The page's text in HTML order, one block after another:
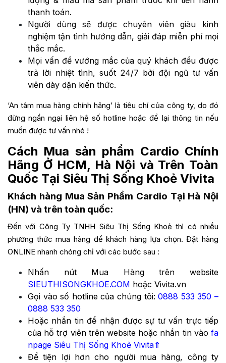
thanh toán.
Người dùng sẽ được chuyên viên giàu kinh
nghiệm tận tình hướng dẫn, giải đáp miễn phí mọi
thắc mắc.
Mọi vấn đề vướng mắc của quý khách đều được
trả lời nhiệt tình, suốt 24/7 bởi đội ngũ tư vấn
viên dày dặn kiến thức.
‘An tâm mua hàng chính hãng’ là tiêu chí của công ty, do đó
đừng ngần ngại liên hệ số hotline hoặc để lại thông tin nếu
muốn được tư vấn nhé !
Cách Mua sản phẩm Cardio Chính
Hãng Ở HCM, Hà Nội và Trên Toàn
Quốc Tại Siêu Thị Sống Khoẻ Vivita
Khách hàng Mua Sản Phẩm Cardio Tại Hà Nội
(HN) và trên toàn quốc:
Đến với Công Ty TNHH Siêu Thị Sống Khoẻ thì có nhiều
phương thức mua hàng để khách hàng lựa chọn. Đặt hàng
ONLINE nhanh chóng chỉ với các bước sau :
Nhấn nút Mua Hàng trên website
SIEUTHISONGKHOE.COM hoặc Vivita.vn
Gọi vào số hotline của chúng tôi:0888 533 350 –
0888 533 350
Hoặc nhắn tin để nhận được sự tư vấn trực tiếp
của hỗ trợ viên trên website hoặc nhắn tin vào fa
npage Siêu Thị Sống Khoẻ Vivita⇑
Để tiện lợi hơn cho người mua hàng, công ty